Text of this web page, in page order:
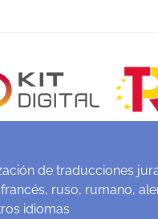
de traducciones
ruso, rumano,
idiomas